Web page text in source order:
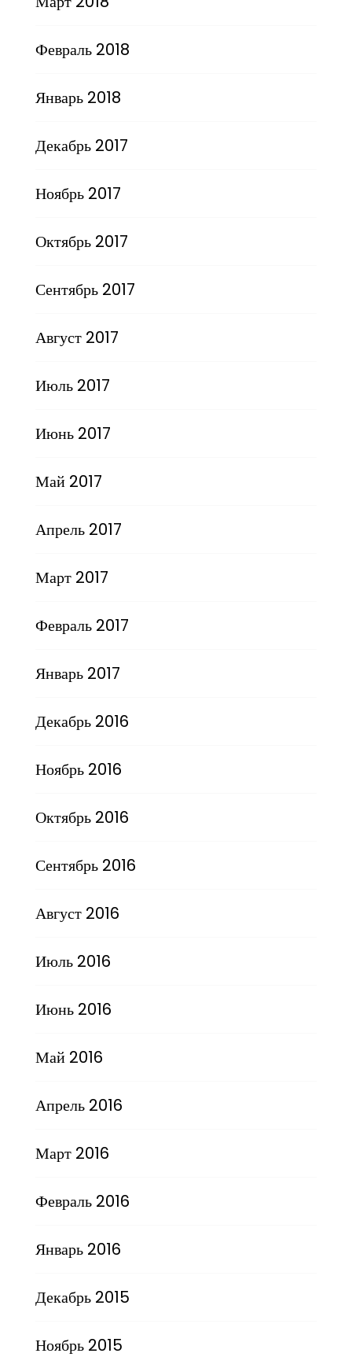
Февраль 2018
Январь 2018
Декабрь 2017
Ноябрь 2017
Октябрь 2017
Сентябрь 2017
Август 2017
Июль 2017
Июнь 2017
Май 2017
Апрель 2017
Март 2017
Февраль 2017
Январь 2017
Декабрь 2016
Ноябрь 2016
Октябрь 2016
Сентябрь 2016
Август 2016
Июль 2016
Июнь 2016
Май 2016
Апрель 2016
Март 2016
Февраль 2016
Январь 2016
Декабрь 2015
Ноябрь 2015